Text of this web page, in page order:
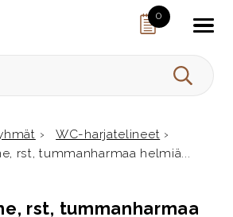
0
HAE
› WC-harjatelineet ›
rst, tummanharmaa helmiä...
rst, tummanharmaa